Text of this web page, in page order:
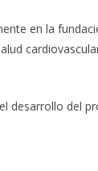
en la
desarrollo del